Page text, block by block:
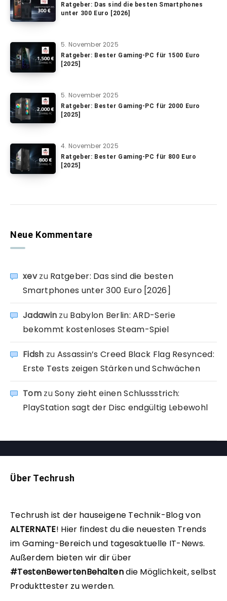
Ratgeber: Das sind die besten Smartphones
unter 300 Euro [2026]
5. November 2025
Ratgeber: Bester Gaming-PC für 1500 Euro
[2025]
5. November 2025
Ratgeber: Bester Gaming-PC für 2000 Euro
[2025]
4. November 2025
Ratgeber: Bester Gaming-PC für 800 Euro
[2025]
Neue Kommentare
xevzu Ratgeber: Das sind die besten
Smartphones unter 300 Euro [2026]
Jadawin zu Babylon Berlin: ARD-Serie
bekommt kostenloses Steam-Spiel
Fidsh zu Assassin’s Creed Black Flag Resynced:
Erste Tests zeigen Stärken und Schwächen
TomzuSony zieht einen Schlussstrich:
PlayStation sagt der Disc endgültig Lebewohl
Über Techrush
Techrush ist der hauseigene Technik-Blog von
ALTERNATE! Hier findest du die neuesten Trends
im Gaming-Bereich und tagesaktuelle IT-News.
Außerdem bieten wir dir über
#TestenBewertenBehaltendie Möglichkeit, selbst
Produkttester zu werden.